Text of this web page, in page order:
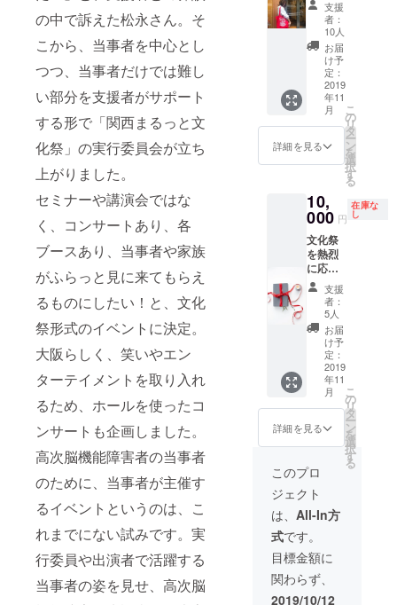
の中で訴えた松永さん。そ
こから、当事者を中心とし
つつ、当事者だけでは難し
い部分を支援者がサポート
する形で「関西まるっと文
化祭」の実行委員会が立ち
上がりました。
セミナーや講演会ではな
く、コンサートあり、各
ブースあり、当事者や家族
がふらっと見に来てもらえ
るものにしたい！と、文化
祭形式のイベントに決定。
大阪らしく、笑いやエン
ターテイメントを取り入れ
るため、ホールを使ったコ
ンサートも企画しました。
高次脳機能障害者の当事者
のために、当事者が主催す
るイベントというのは、こ
れまでにない試みです。実
行委員や出演者で活躍する
当事者の姿を見せ、高次脳
ン、ピ
ンク、
生成
り、ブ
ルーグ
リーン
の11
色、そ
スの白
とネイ
ビーの2
お好き
な色を
選べま
す。
ベー
シック
デザイ
ンのサ
イズは
S、M、
L、XL
サイズ
から選
べま
す。 レ
スは、
ワンサ
す。 発
送は
NPO法
人Re
ジョブ
大阪か
らいた
しま
す。 な
園中学
校・高
等学校
卒業。
血液型
はA型。
障害の
ある児
童生
徒・学
プロ
ジェク
Japan2
007年度
スカ
ラー・
リー
ダー。
著書
『18歳
のビッ
グバン
―見え
ない障
害を抱
えて生
と』 文
は、講
演をし
春彦さ
んの講
演主催
権をリ
ターン
ピッタ
リ！
JAMMI
N×Re
ジョブ
のトー
トバッ
グがリ
ターン
で登
場！ 今
年の7月
JAMMI
N(
https://j
ammin.
co.jp/ )
がデザ
インし
たNPO
法人Re
ジョブ
のTシャ
ツ等を
販売し
まし
た。そ
の時に
販売し
バッグ
荷物の
多いマ
マに
ピッタ
リ！
もちろ
ん、マ
マじゃ
支援
者：
10人
お届
け予
定：
2019
年11
月
詳細を見る
こ
の
リ
タ
ー
ン
を
選
択
す
る
10,
000 円
在庫な
し
文化祭
を熱烈
に応
援！お
礼の
メッ
セージ
と、お
名前ま
たは企
業名を
掲載 文
化祭HP
に、お
礼の
セージ
と共に
お名前
を掲載
いたし
ます。
※支援
時、必
ず備考
欄にご
支援
者：
5人
お届
け予
定：
2019
年11
月
詳細を見る
こ
の
リ
タ
ー
ン
を
選
択
す
る
このプロ
ジェクト
は、 All-In方
式です。
目標金額に
関わらず、
2019/10/12